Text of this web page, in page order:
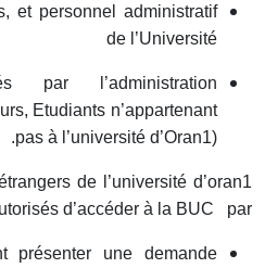
et personnel administratif
de l’Université
par l’administration
Etudiants n’appartenant
pas à l’université d’Oran1).
de l’université d’oran1
d’accéder à la BUC par :
présenter une demande